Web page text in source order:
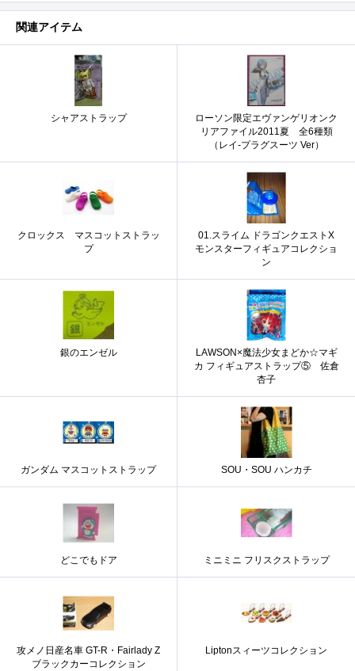
関連アイテム
シャアストラップ
ローソン限定エヴァンゲリオンク
リアファイル2011夏 全6種類
（レイ-プラグスーツ Ver）
クロックス マスコットストラッ
プ
01.スライム ドラゴンクエストX
モンスターフィギュアコレクショ
ン
銀のエンゼル
LAWSON×魔法少女まどか☆マギ
カ フィギュアストラップ⑤ 佐倉
杏子
ガンダム マスコットストラップ SOU・SOU ハンカチ
どこでもドア ミニミニ フリスクストラップ
攻メノ日産名車 GT-R・Fairlady Z
ブラックカーコレクション
Liptonスィーツコレクション